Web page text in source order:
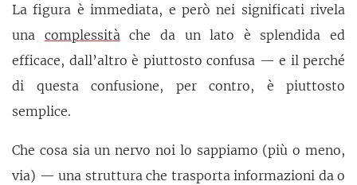
La figura è immediata, e però nei significati rivela
una complessità che da un lato è splendida ed
efficace, dall’altro è piuttosto confusa — e il perché
di questa confusione, per contro, è piuttosto
semplice.
Che cosa sia un nervo noi lo sappiamo (più o meno,
via) — una struttura che trasporta informazioni da o